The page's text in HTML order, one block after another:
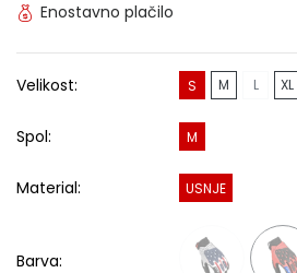
Enostavno plačilo
Velikost: S M L XL
Spol: M
Material: USNJE
Barva: